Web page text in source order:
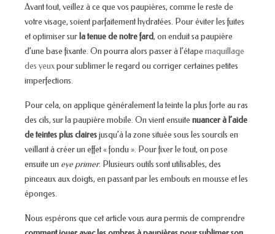
Avant tout, veillez à ce que vos paupières, comme le reste de
votre visage, soient parfaitement hydratées. Pour éviter les fuites
et optimiser sur la tenue de notre fard, on enduit sa paupière
d’une base fixante. On pourra alors passer à l’étape maquillage
des yeuxpour sublimer le regard ou corriger certaines petites
imperfections.
Pour cela, on applique généralement la teinte la plus forte au ras
des cils, sur la paupière mobile. On vient ensuite nuancer à l’aide
de teintes plus clairesjusqu’à la zone située sous les sourcils en
veillant à créer un effet « fondu ». Pour fixer le tout, on pose
ensuite un eye primer. Plusieurs outils sont utilisables, des
pinceaux aux doigts, en passant par les embouts en mousse et les
éponges.
Nous espérons que cet article vous aura permis de comprendre